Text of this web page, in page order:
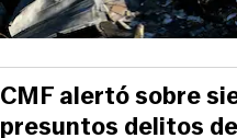
CMF alertó sobre
presuntos delitos